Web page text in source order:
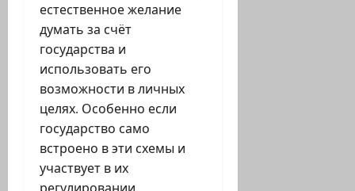
естественное желание
думать за счёт
государства и
использовать его
возможности в личных
целях. Особенно если
государство само
встроено в эти схемы и
участвует в их